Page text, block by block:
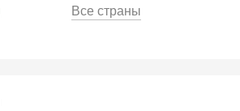
Все страны